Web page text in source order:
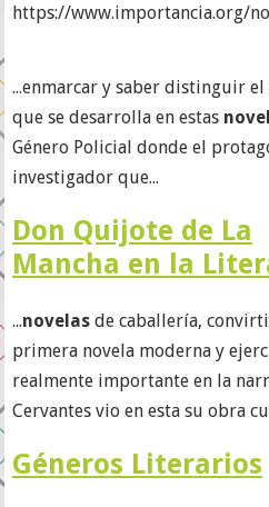
https://www.importancia.org/
...enmarcar y saber distinguir
que se desarrolla en estas
Género Policial donde el
investigador que...
Don Quijote de La
Mancha en la
...novelas de caballería,
primera novela moderna y
realmente importante en la
Cervantes vio en esta su obra
Géneros Literarios